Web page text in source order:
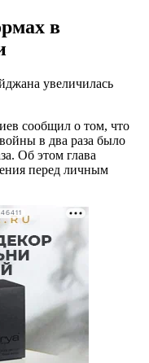
в
увеличилась
сообщил о том, что
в два раза было
Об этом глава
перед личным